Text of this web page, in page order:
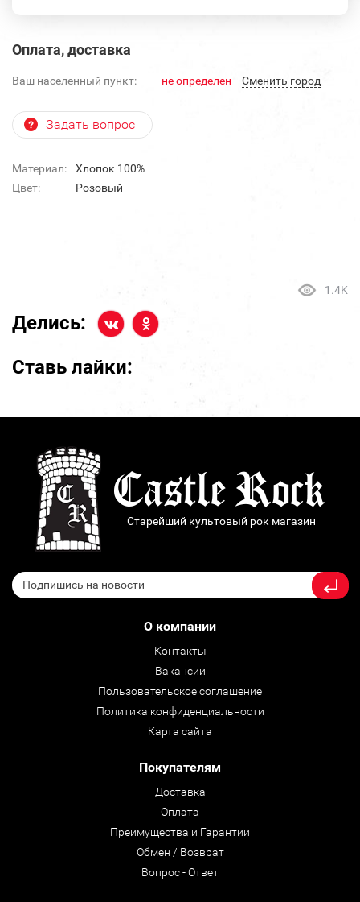
Оплата, доставка
Ваш населенный пункт: не определен Cменить город
Задать вопрос
Материал:
Хлопок 100%
Цвет:
Розовый
1.4K
Делись:
Ставь лайки:
Старейший культовый рок магазин
О компании
Контакты
Вакансии
Пользовательское соглашение
Политика конфиденциальности
Карта сайта
Покупателям
Доставка
Оплата
Преимущества и Гарантии
Обмен / Возврат
Вопрос - Ответ